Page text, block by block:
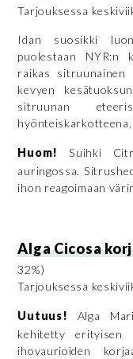
Tarjouksessa
Idan suosikki
puolestaan NYR:n
raikas sitruunainen
kevyen
sitruunan
Huom!
Suihki
auringossa.
ihon reagoimaan
Alga Cicosa
32%)
Tarjouksessa
Uutuus! Alga
kehitetty erityisen
ihovaurioiden